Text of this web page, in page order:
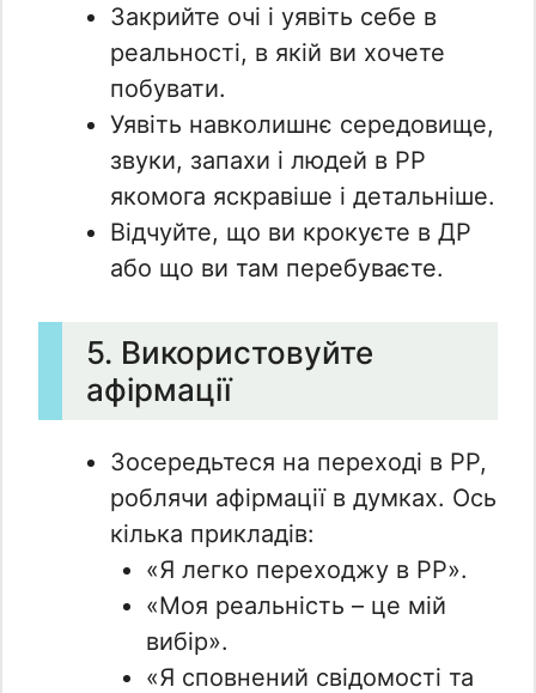
Закрийте очі і уявіть себе в
реальності, в якій ви хочете
побувати.
Уявіть навколишнє середовище,
звуки, запахи і людей в РР
якомога яскравіше і детальніше.
Відчуйте, що ви крокуєте в ДР
або що ви там перебуваєте.
5. Використовуйте
афірмації
Зосередьтеся на переході в РР,
роблячи афірмації в думках. Ось
кілька прикладів:
«Я легко переходжу в РР».
«Моя реальність – це мій
вибір».
«Я сповнений свідомості та